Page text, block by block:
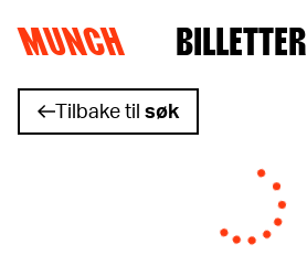
Hopp til innhold
MUNCH BILLETTER
Tilbake til søk